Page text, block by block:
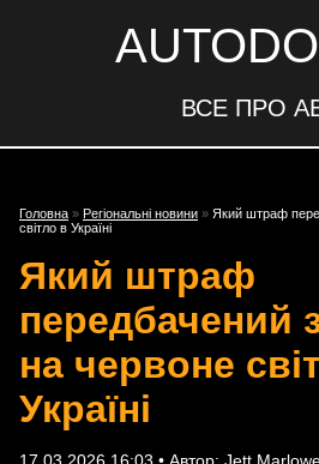
ВСЕ ПРО
Головна » Регіональні новини » Який штраф
світло в Україні
Який штраф
передбачений
на червоне
Україні